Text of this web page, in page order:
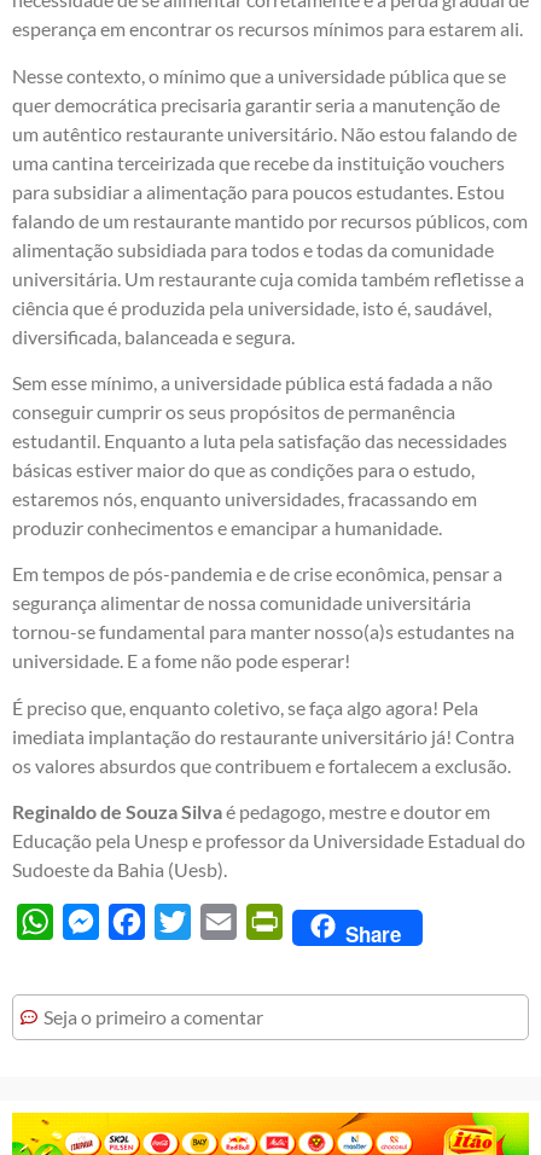
esperança em encontrar os recursos mínimos para estarem ali.
Nesse contexto, o mínimo que a universidade pública que se
quer democrática precisaria garantir seria a manutenção de
um autêntico restaurante universitário. Não estou falando de
uma cantina terceirizada que recebe da instituição vouchers
para subsidiar a alimentação para poucos estudantes. Estou
falando de um restaurante mantido por recursos públicos, com
alimentação subsidiada para todos e todas da comunidade
universitária. Um restaurante cuja comida também refletisse a
ciência que é produzida pela universidade, isto é, saudável,
diversificada, balanceada e segura.
Sem esse mínimo, a universidade pública está fadada a não
conseguir cumprir os seus propósitos de permanência
estudantil. Enquanto a luta pela satisfação das necessidades
básicas estiver maior do que as condições para o estudo,
estaremos nós, enquanto universidades, fracassando em
produzir conhecimentos e emancipar a humanidade.
Em tempos de pós-pandemia e de crise econômica, pensar a
segurança alimentar de nossa comunidade universitária
tornou-se fundamental para manter nosso(a)s estudantes na
universidade. E a fome não pode esperar!
É preciso que, enquanto coletivo, se faça algo agora! Pela
imediata implantação do restaurante universitário já! Contra
os valores absurdos que contribuem e fortalecem a exclusão.
Reginaldo de Souza Silvaé pedagogo, mestre e doutor em
Educação pela Unesp e professor da Universidade Estadual do
Sudoeste da Bahia (Uesb).
WhatsAppMessengerFacebook
Twitter Email PrintFriendly
Share
Seja o primeiro a comentar